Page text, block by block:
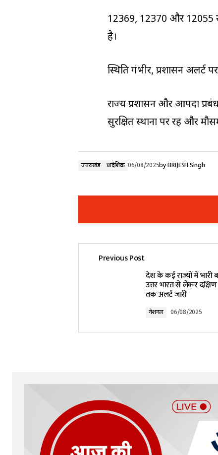
12369, 12370 और 12055
है।
स्थिति गंभीर, प्रशासन अलर्ट पर
राज्य प्रशासन और आपदा
सुरक्षित स्थानों पर रहें और
उत्तराखंड प्रादेशिक 06/08/2025byBRIJESH Singh
Your email address will not be
Previous Post
देश के कई राज्यों में भारी
उत्तर भारत से लेकर दक्षिण
तक अलर्ट जारी
नेशनल 06/08/2025